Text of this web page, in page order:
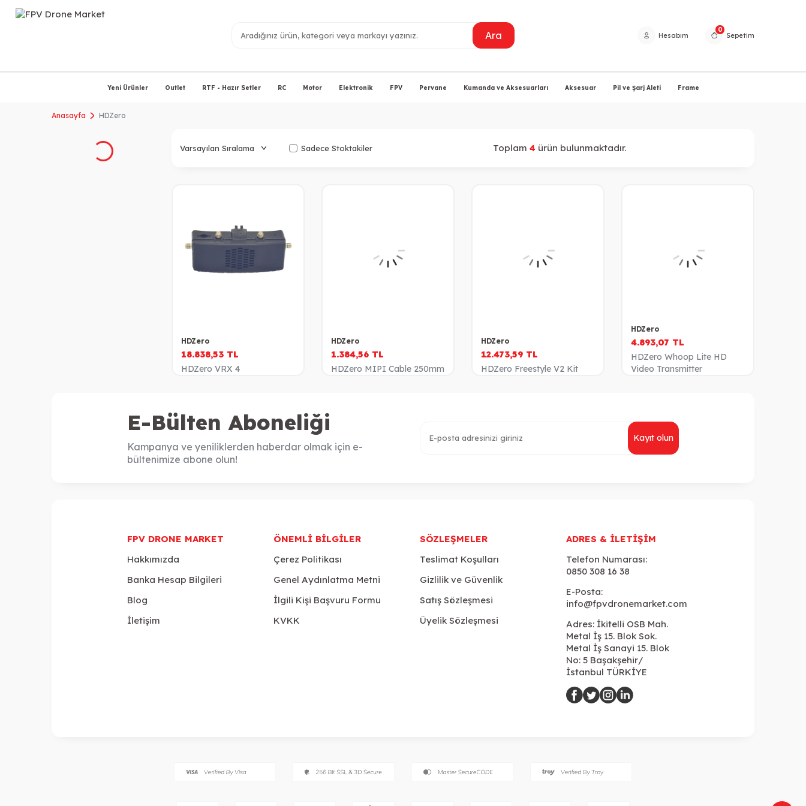
Ara Hesabım
0
Sepetim
Yeni Ürünler Outlet RTF - Hazır Setler RC Motor Elektronik FPV Pervane Kumanda ve Aksesuarları Aksesuar Pil ve Şarj Aleti Frame
Anasayfa HDZero
Sadece Stoktakiler Toplam 4 ürün bulunmaktadır.
HDZero
18.838,53 TL
HDZero VRX 4
HDZero
1.384,56 TL
HDZero MIPI Cable 250mm
HDZero
12.473,59 TL
HDZero Freestyle V2 Kit
HDZero
4.893,07 TL
HDZero Whoop Lite HD
Video Transmitter
E-Bülten Aboneliği
Kampanya ve yeniliklerden haberdar olmak için e-
bültenimize abone olun!
Kayıt olun
FPV DRONE MARKET
Hakkımızda
Banka Hesap Bilgileri
Blog
İletişim
ÖNEMLI BILGILER
Çerez Politikası
Genel Aydınlatma Metni
İlgili Kişi Başvuru Formu
KVKK
SÖZLEŞMELER
Teslimat Koşulları
Gizlilik ve Güvenlik
Satış Sözleşmesi
Üyelik Sözleşmesi
ADRES & İLETIŞIM
Telefon Numarası:
0850 308 16 38
E-Posta:
info@fpvdronemarket.com
Adres: İkitelli OSB Mah.
Metal İş 15. Blok Sok.
Metal İş Sanayi 15. Blok
No: 5 Başakşehir/
İstanbul TÜRKİYE